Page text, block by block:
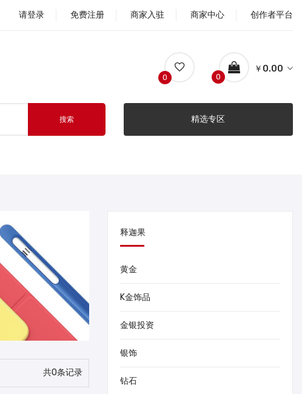
请登录 免费注册 商家入驻 商家中心 创作者平台
0
￥0.00
0
搜索 精选专区
共0条记录
释迦果
黄金
K金饰品
金银投资
银饰
钻石